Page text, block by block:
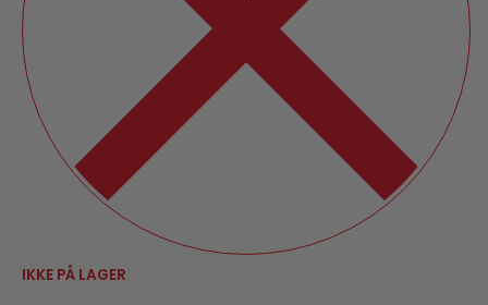
IKKE PÅ LAGER